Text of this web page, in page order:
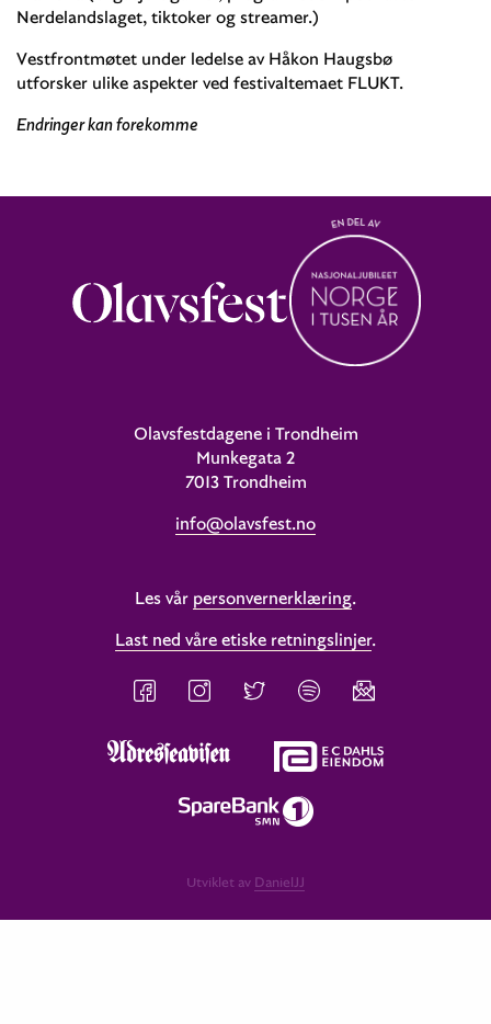
Nerdelandslaget, tiktoker og streamer.)
Vestfrontmøtet under ledelse av Håkon Haugsbø
utforsker ulike aspekter ved festivaltemaet FLUKT.
Endringer kan forekomme
Olavsfestdagene i Trondheim
Munkegata 2
7013 Trondheim
info@olavsfest.no
Les vår personvernerklæring.
Last ned våre etiske retningslinjer.
Utviklet av DanielJJ